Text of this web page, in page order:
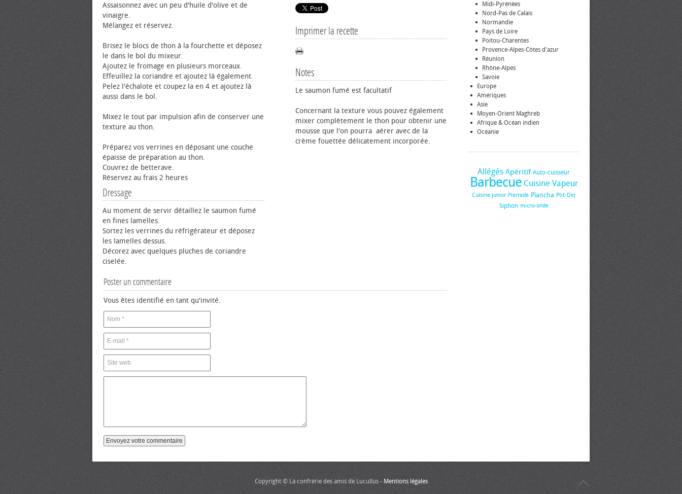
Imprimer la recette
Notes
Le saumon fumé est facultatif
Concernant la texture vous pouvez également
mixer complètement le thon pour obtenir une
mousse que l'on pourra aérer avec de la
crème fouettée délicatement incorporée.
Assaisonnez avec un peu d'huile d'olive et de
vinaigre.
Mélangez et réservez.
Brisez le blocs de thon à la fourchette et déposez
le dans le bol du mixeur.
Ajoutez le fromage en plusieurs morceaux.
Effeuillez la coriandre et ajoutez là également.
Pelez l'échalote et coupez la en 4 et ajoutez là
aussi dans le bol.
Mixez le tout par impulsion afin de conserver une
texture au thon.
Préparez vos verrines en déposant une couche
épaisse de préparation au thon.
Couvrez de betterave.
Réservez au frais 2 heures
Dressage
Au moment de servir détaillez le saumon fumé
en fines lamelles.
Sortez les verrines du réfrigérateur et déposez
les lamelles dessus.
Décorez avec quelques pluches de coriandre
ciselée.
Poster un commentaire
Vous êtes identifié en tant qu'invité.
Midi-Pyrénées
Nord-Pas de Calais
Normandie
Pays de Loire
Poitou-Charentes
Provence-Alpes-Côtes d'azur
Réunion
Rhône-Alpes
Savoie
Europe
Amériques
Asie
Moyen-Orient Maghreb
Afrique & Océan indien
Océanie
Allégés Apéritif Auto-cuisseur
Barbecue Cuisine Vapeur
Cuisine junior Pierrade Plancha Ptit-Dej
Siphon micro-onde
Copyright © La confrérie des amis de Lucullus - Mentions légales